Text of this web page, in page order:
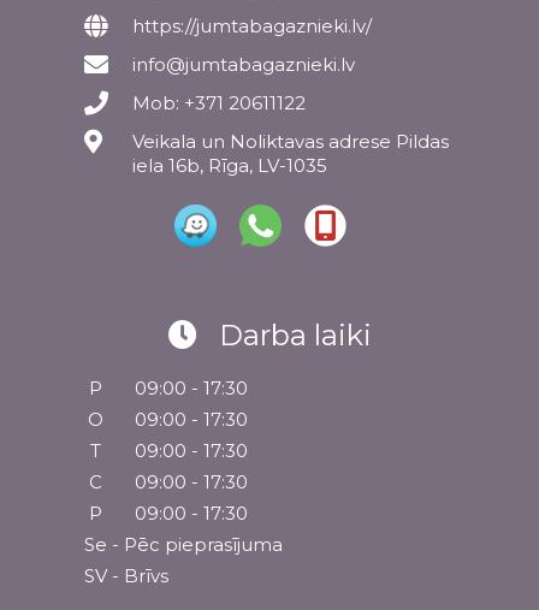
https://jumtabagaznieki.lv/
info@jumtabagaznieki.lv
Mob: +371 20611122
Veikala un Noliktavas adrese Pildas
iela 16b, Rīga, LV-1035
Darba laiki
P
09:00 - 17:30
O
09:00 - 17:30
T
09:00 - 17:30
C
09:00 - 17:30
P
09:00 - 17:30
Se - Pēc pieprasījuma
SV - Brīvs